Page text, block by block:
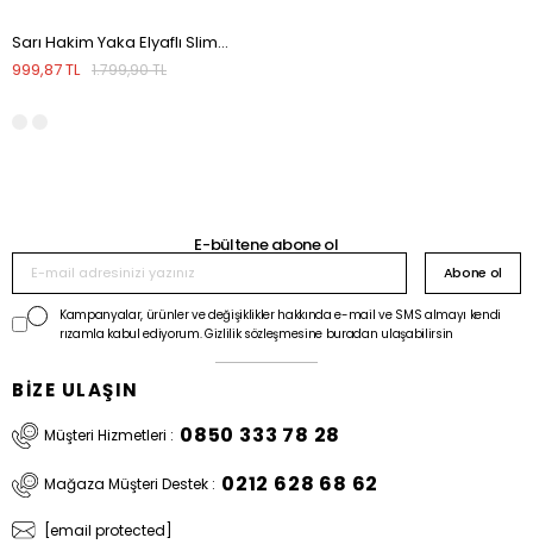
Sarı Hakim Yaka Elyaflı Slim Fit Yelek
999,87 TL 1.799,90 TL
E-bültene abone ol
Abone ol
Kampanyalar, ürünler ve değişiklikler hakkında e-mail ve SMS almayı kendi
rızamla kabul ediyorum. Gizlilik sözleşmesine buradan ulaşabilirsin
BİZE ULAŞIN
Müşteri Hizmetleri : 0850 333 78 28
Mağaza Müşteri Destek : 0212 628 68 62
[email protected]